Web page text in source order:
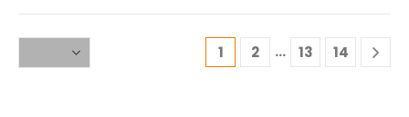
1 2 … 13 14